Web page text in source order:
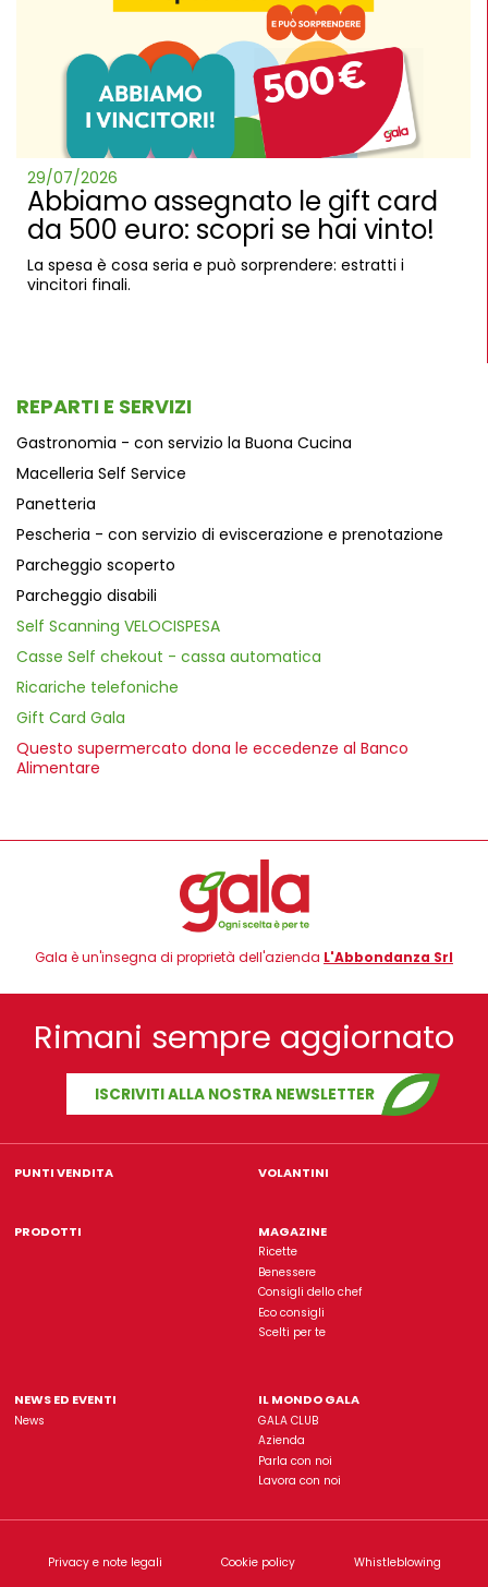
29/07/2026
Abbiamo assegnato le gift card
da 500 euro: scopri se hai vinto!
La spesa è cosa seria e può sorprendere: estratti i
vincitori finali.
REPARTI E SERVIZI
Gastronomia - con servizio la Buona Cucina
Macelleria Self Service
Panetteria
Pescheria - con servizio di eviscerazione e prenotazione
Parcheggio scoperto
Parcheggio disabili
Self Scanning VELOCISPESA
Casse Self chekout - cassa automatica
Ricariche telefoniche
Gift Card Gala
Questo supermercato dona le eccedenze al Banco
Alimentare